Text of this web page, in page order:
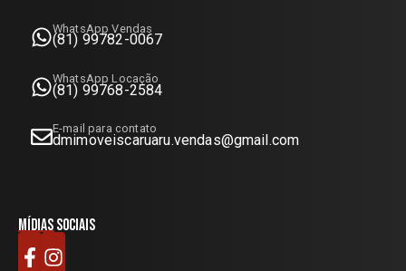
WhatsApp Vendas
(81) 99782-0067
WhatsApp Locação
(81) 99768-2584
E-mail para contato
dmimoveiscaruaru.vendas@gmail.com
Mídias sociais